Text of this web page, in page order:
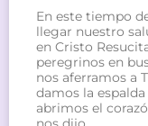
En este tiempo
llegar nuestro
en Cristo
peregrinos en
nos aferramos a
damos la
abrimos el
nos dijo